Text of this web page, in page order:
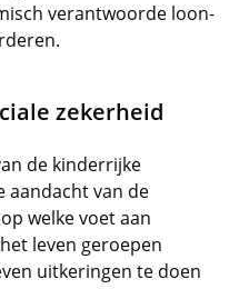
verantwoorde loon-
zekerheid
de kinderrijke
aandacht van de
welke voet aan
leven geroepen
uitkeringen te doen